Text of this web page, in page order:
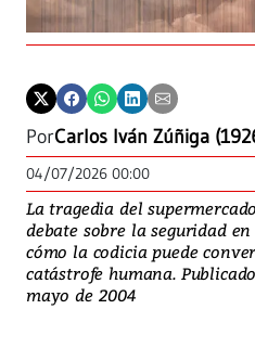
PorCarlos Iván Zúñiga
04/07/2026 00:00
La tragedia del
debate sobre la seguridad
cómo la codicia puede
catástrofe humana.
mayo de 2004